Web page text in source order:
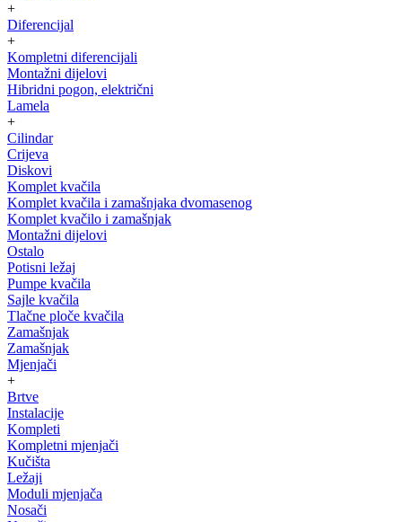
+
Diferencijal
+
Kompletni diferencijali
Montažni dijelovi
Hibridni pogon, električni
Lamela
+
Cilindar
Crijeva
Diskovi
Komplet kvačila
Komplet kvačila i zamašnjaka dvomasenog
Komplet kvačilo i zamašnjak
Montažni dijelovi
Ostalo
Potisni ležaj
Pumpe kvačila
Sajle kvačila
Tlačne ploče kvačila
Zamašnjak
Zamašnjak
Mjenjači
+
Brtve
Instalacije
Kompleti
Kompletni mjenjači
Kučišta
Ležaji
Moduli mjenjača
Nosači